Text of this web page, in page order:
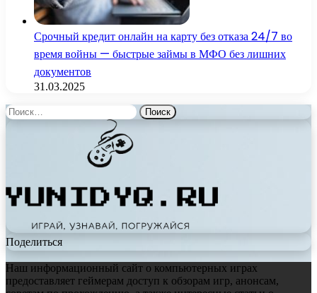
Срочный кредит онлайн на карту без отказа 24/7 во
время войны — быстрые займы в МФО без лишних
документов
31.03.2025
Найти:
Поделиться
Наш информационный сайт о компьютерных играх
предоставляет геймерам доступ к обзорам игр, анонсам,